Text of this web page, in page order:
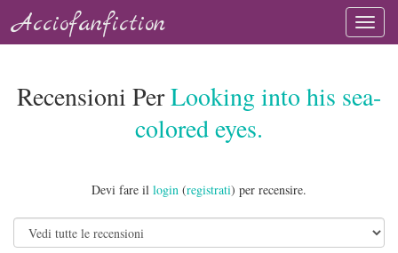
Acciofanfiction
Recensioni PerLooking into his sea-
colored eyes.
Devi fare il login (registrati) per recensire.